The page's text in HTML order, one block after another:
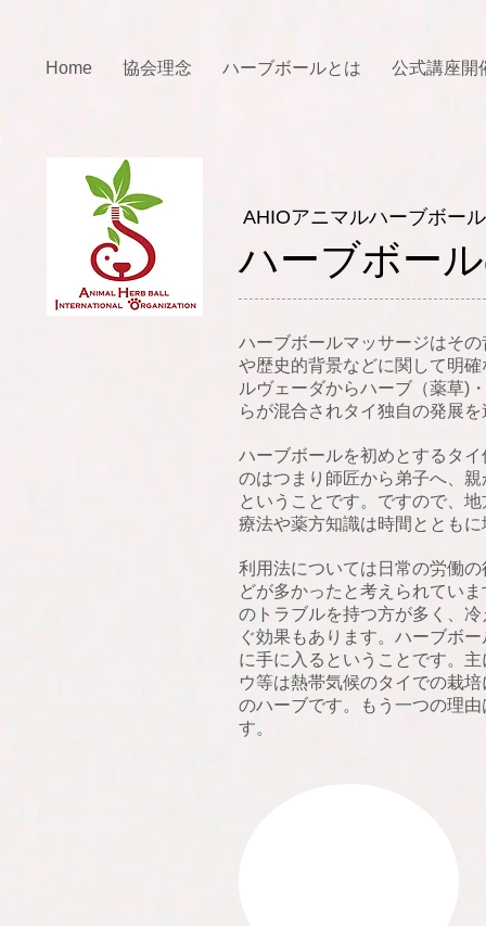
Home 協会理念 ハーブボールとは 公式講座開
AHIOアニマルハーブボー
ハーブボー
ハーブボールマッサージはそ
や歴史的背景などに関して明
ルヴェーダからハーブ（薬草)
らが混合されタイ独自の発展
ハーブボールを初めとするタ
のはつまり師匠から弟子へ、
ということです。ですので、
療法や薬方知識は時間ととも
利用法については日常の労働
どが多かったと考えられてい
のトラブルを持つ方が多く、
ぐ効果もあります。ハーブボ
に手に入るということです。
ウ等は熱帯気候のタイでの栽
のハーブです。もう一つの理
す。